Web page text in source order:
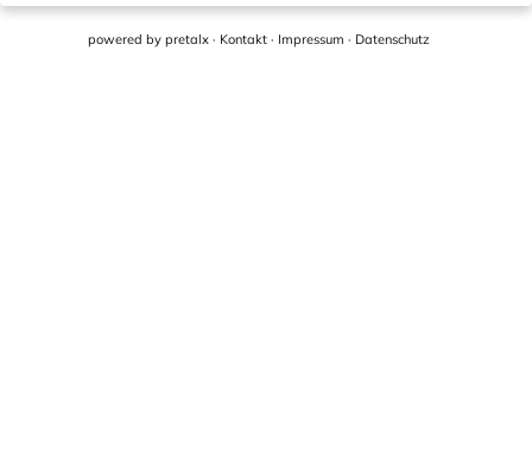
powered by pretalx · Kontakt · Impressum · Datenschutz